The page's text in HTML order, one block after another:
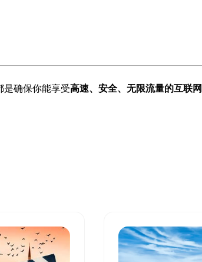
是确保你能享受高速、安全、无限流量的互联网